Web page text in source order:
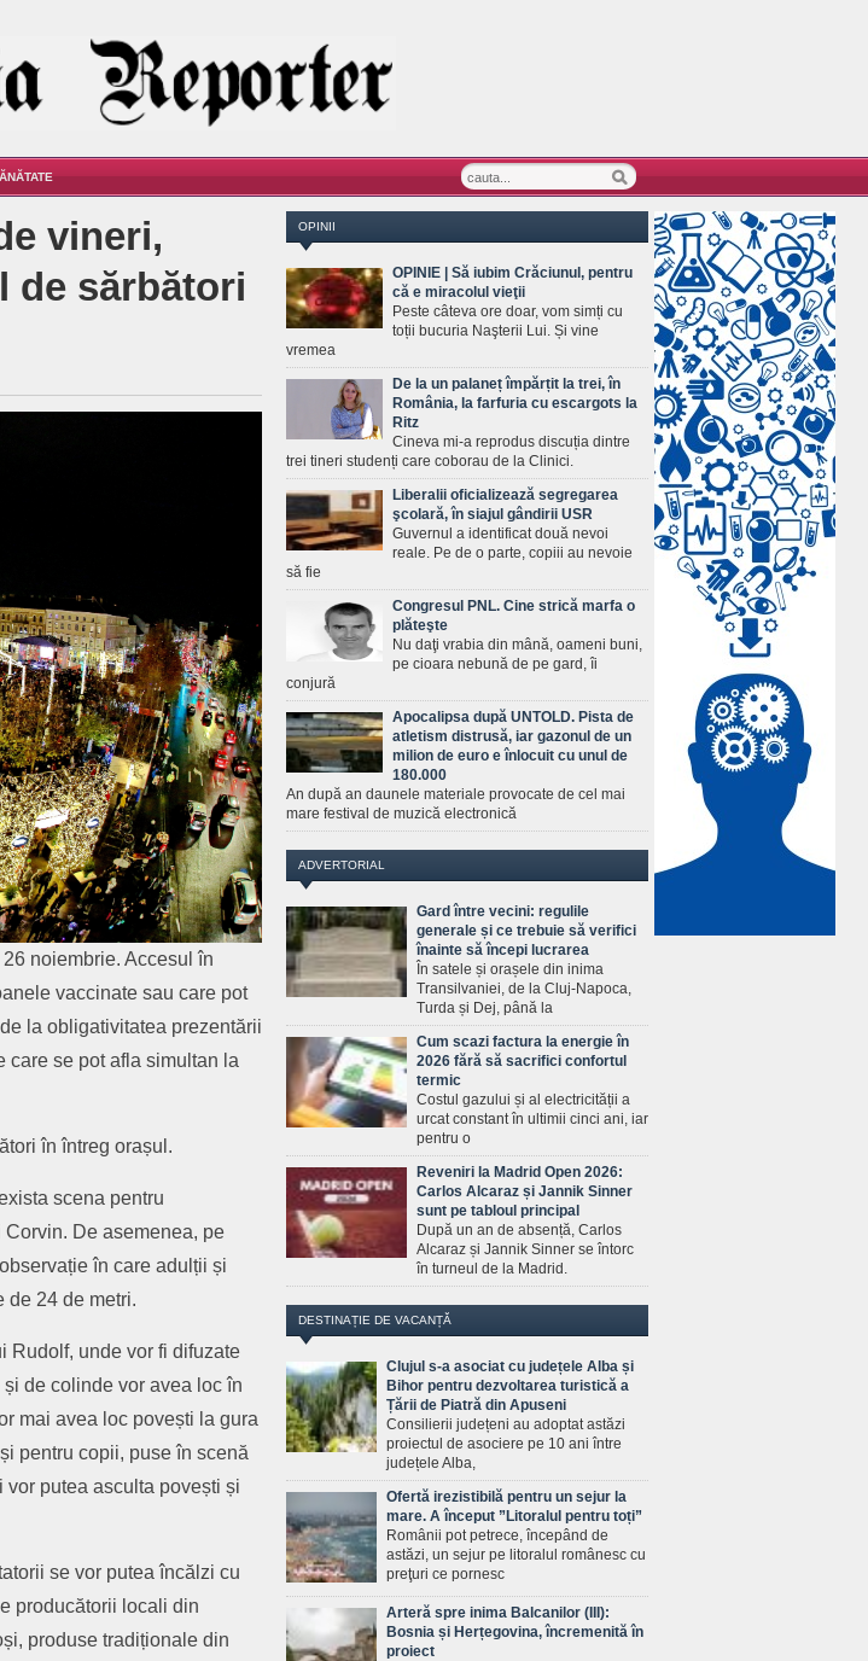
vineri,
de sărbători
noiembrie. Accesul în
vaccinate sau care pot
la obligativitatea prezentării
se pot afla simultan la
în întreg orașul.
scena pentru
De asemenea, pe
în care adulții și
de 24 de metri.
Rudolf, unde vor fi difuzate
de colinde vor avea loc în
mai avea loc povești la gura
pentru copii, puse în scenă
putea asculta povești și
se vor putea încălzi cu
producătorii locali din
produse tradiționale din
OPINII
OPINIE | Să iubim Crăciunul, pentru
că e miracolul vieţii
Peste câteva ore doar, vom simți cu
toții bucuria Naşterii Lui. Și vine
vremea
De la un palaneț împărțit la trei, în
România, la farfuria cu escargots la
Ritz
Cineva mi-a reprodus discuția dintre
trei tineri studenți care coborau de la Clinici.
Liberalii oficializează segregarea
şcolară, în siajul gândirii USR
Guvernul a identificat două nevoi
reale. Pe de o parte, copiii au nevoie
să fie
Congresul PNL. Cine strică marfa o
plăteşte
Nu daţi vrabia din mână, oameni buni,
pe cioara nebună de pe gard, îi
conjură
Apocalipsa după UNTOLD. Pista de
atletism distrusă, iar gazonul de un
milion de euro e înlocuit cu unul de
180.000
An după an daunele materiale provocate de cel mai
mare festival de muzică electronică
ADVERTORIAL
Gard între vecini: regulile
generale și ce trebuie să verifici
înainte să începi lucrarea
În satele și orașele din inima
Transilvaniei, de la Cluj-Napoca,
Turda și Dej, până la
Cum scazi factura la energie în
2026 fără să sacrifici confortul
termic
Costul gazului și al electricității a
urcat constant în ultimii cinci ani, iar
pentru o
Reveniri la Madrid Open 2026:
Carlos Alcaraz și Jannik Sinner
sunt pe tabloul principal
După un an de absență, Carlos
Alcaraz și Jannik Sinner se întorc
în turneul de la Madrid.
DESTINAȚIE DE VACANȚĂ
Clujul s-a asociat cu județele Alba și
Bihor pentru dezvoltarea turistică a
Țării de Piatră din Apuseni
Consilierii județeni au adoptat astăzi
proiectul de asociere pe 10 ani între
județele Alba,
Ofertă irezistibilă pentru un sejur la
mare. A început ”Litoralul pentru toți”
Românii pot petrece, începând de
astăzi, un sejur pe litoralul românesc cu
preţuri ce pornesc
Arteră spre inima Balcanilor (III):
Bosnia și Herțegovina, încremenită în
proiect